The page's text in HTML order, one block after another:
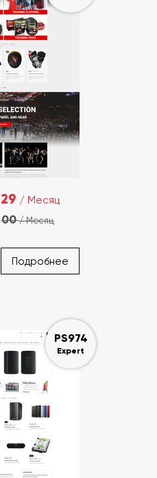
29 / Месяц
00/ Месяц
Подробнее
PS974
Expert